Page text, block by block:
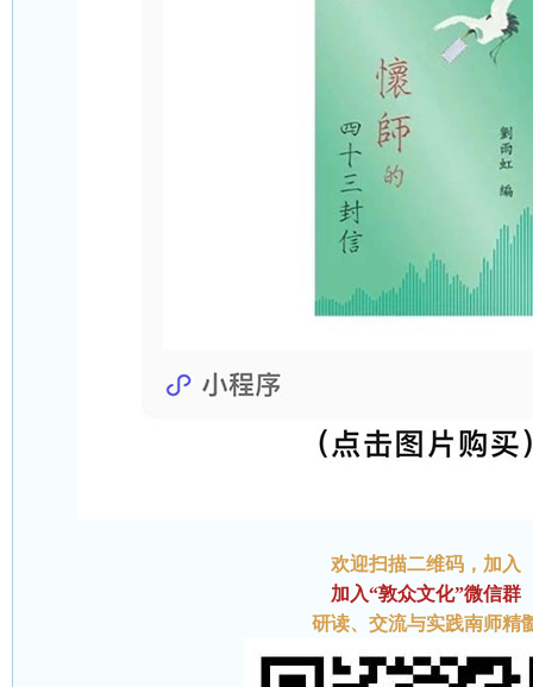
欢迎扫描二维码 ，加入
加入“敦众文化”微信群
研读、交流与实践南师精